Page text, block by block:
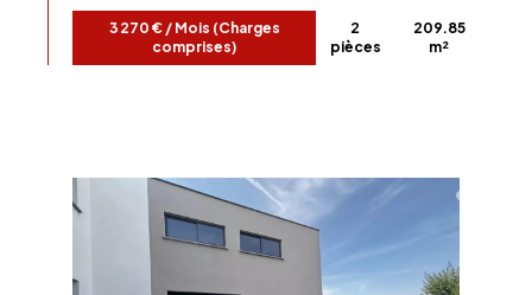
3 270 € / Mois (Charges
comprises)
2
pièces
209.85
m²